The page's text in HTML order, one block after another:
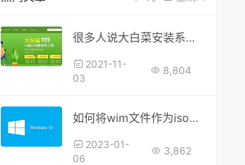
很多人说大白菜安装系统不纯净，那是因为你没有关闭赞助广告！用这个方法安装系统，不纯净你来找我。
2021-11-
03
8,804
如何将wim文件作为iso文件快速安装
2023-01-
06
3,862